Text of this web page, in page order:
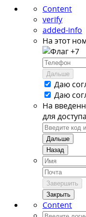
Content
verify
added-info
На этот
+7
Дальше
Даю
Даю
На
для
Дальше
Назад
Завершить
Закрыть
Content